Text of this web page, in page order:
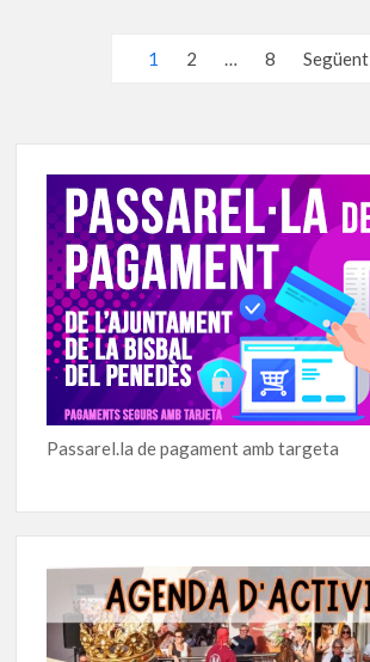
Navegació1 2 … 8 Següent
Passarel.la de pagament amb targeta